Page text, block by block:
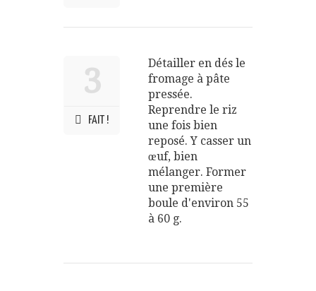
3
FAIT !
Détailler en dés le
fromage à pâte
pressée.
Reprendre le riz
une fois bien
reposé. Y casser un
œuf, bien
mélanger. Former
une première
boule d'environ 55
à 60 g.